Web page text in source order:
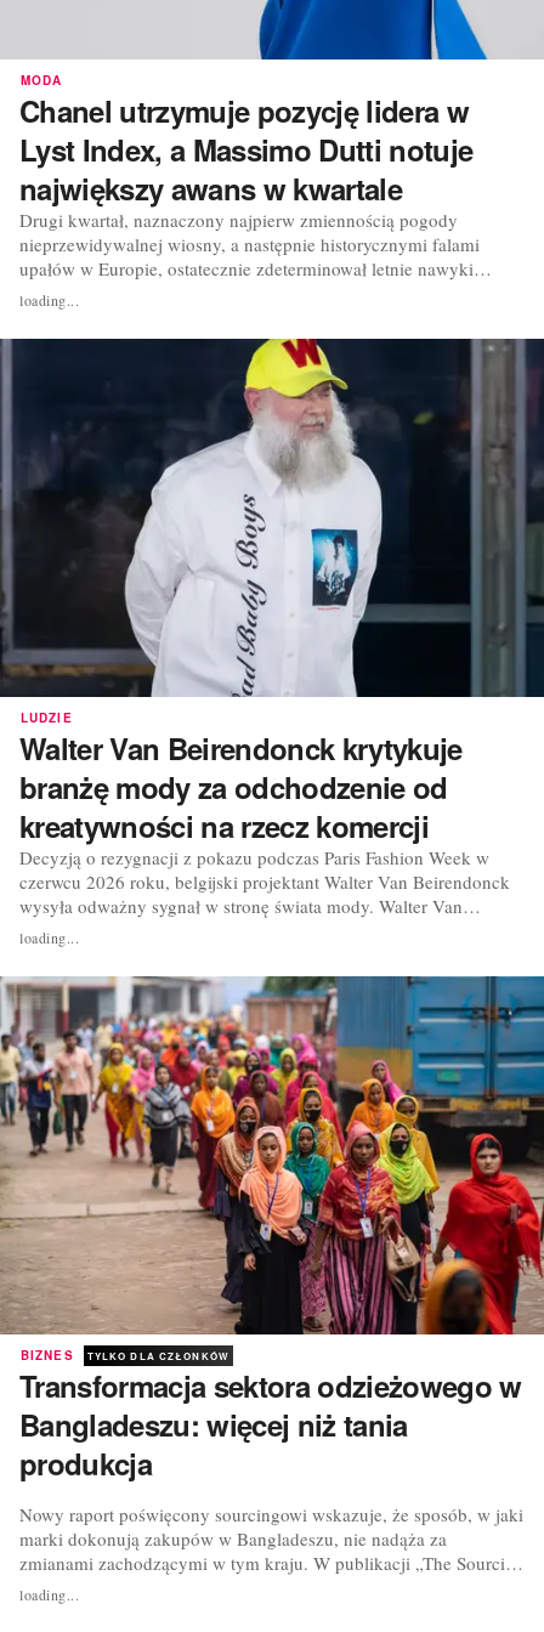
MODA
Chanel utrzymuje pozycję lidera w
Lyst Index, a Massimo Dutti notuje
największy awans w kwartale
Drugi kwartał, naznaczony najpierw zmiennością pogody
nieprzewidywalnej wiosny, a następnie historycznymi falami
upałów w Europie, ostatecznie zdeterminował letnie nawyki
konsumenckie. Klapki, okulary przeciwsłoneczne, lekka odzież i
wszystko, co kojarzy się z wakacjami, zdominowało
wyszukiwania na Lyst – brytyjskiej platformie specjalizującej...
loading...
LUDZIE
Walter Van Beirendonck krytykuje
branżę mody za odchodzenie od
kreatywności na rzecz komercji
Decyzją o rezygnacji z pokazu podczas Paris Fashion Week w
czerwcu 2026 roku, belgijski projektant Walter Van Beirendonck
wysyła odważny sygnał w stronę świata mody. Walter Van
Beirendonck oficjalnie dołączył do kalendarza Paris Fashion Week
Menswear w styczniu 1997 roku. W wywiadzie dla „The
Impression”, udzielonym z okazji czterdziestolecia...
loading...
BIZNES TYLKO DLA CZŁONKÓW
Transformacja sektora odzieżowego w
Bangladeszu: więcej niż tania
produkcja
Nowy raport poświęcony sourcingowi wskazuje, że sposób, w jaki
marki dokonują zakupów w Bangladeszu, nie nadąża za
zmianami zachodzącymi w tym kraju. W publikacji „The Sourcing
Times: Bangladesh”, napisanej przez Brooke Roberts-Islam,
autorkę Forbesa specjalizującą się w zrównoważonym rozwoju, na
loading...